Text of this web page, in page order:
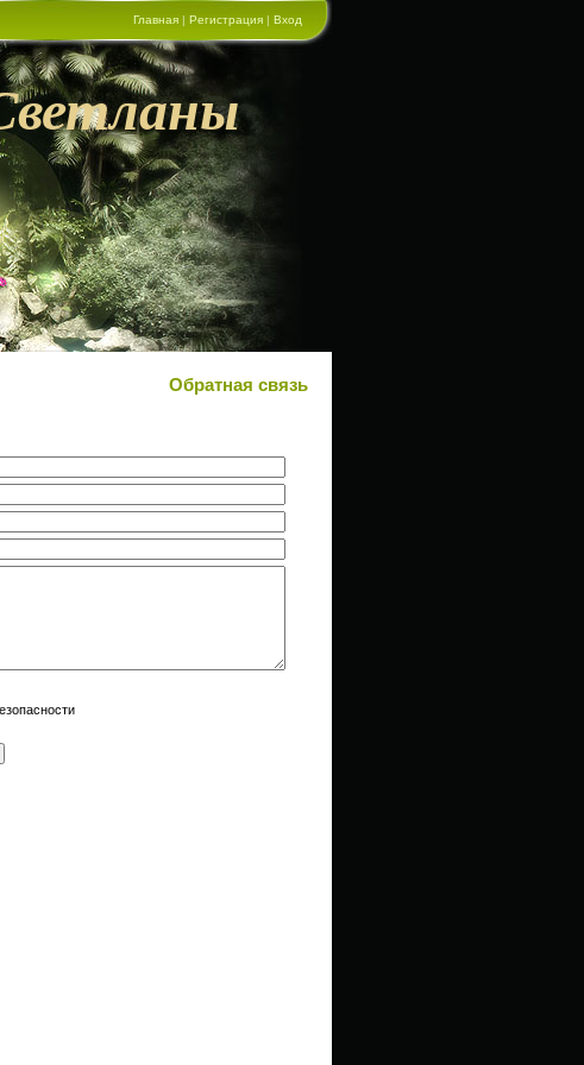
Главная | Регистрация | Вход
Обратная связь